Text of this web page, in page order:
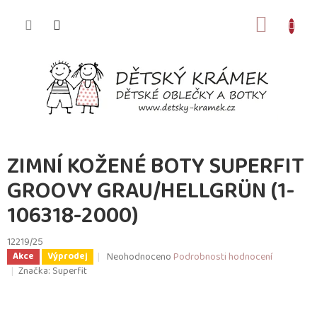
ZIMNÍ KOŽENÉ BOTY SUPERFIT
GROOVY GRAU/HELLGRÜN (1-
106318-2000)
12219/25
Akce Výprodej
Průměrné
NeohodnocenoPodrobnosti hodnocení
Značka: Superfit